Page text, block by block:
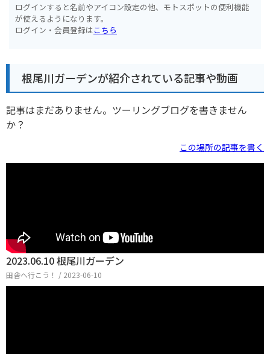
ログインすると名前やアイコン設定の他、モトスポットの便利機能
が使えるようになります。
ログイン・会員登録はこちら
根尾川ガーデンが紹介されている記事や動画
記事はまだありません。ツーリングブログを書きません
か？
この場所の記事を書く
2023.06.10 根尾川ガーデン
田舎へ行こう！ / 2023-06-10